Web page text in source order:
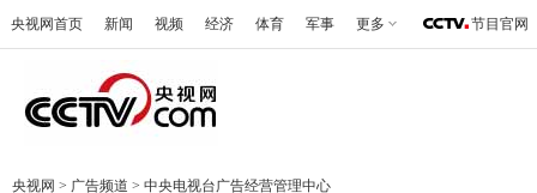
央视网首页 新闻 视频 经济 体育 军事 更多 节目官网
央视网 > 广告频道 > 中央电视台广告经营管理中心